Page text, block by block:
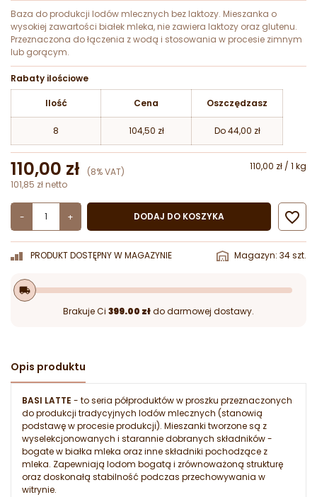
Baza do produkcji lodów mlecznych bez laktozy. Mieszanka o
wysokiej zawartości białek mleka, nie zawiera laktozy oraz glutenu.
Przeznaczona do łączenia z wodą i stosowania w procesie zimnym
lub gorącym.
Rabaty ilościowe
Ilość Cena Oszczędzasz
8 104,50 zł Do 44,00 zł
110,00 zł (8% VAT)
110,00 zł / 1 kg
101,85 zł netto
- + DODAJ DO KOSZYKA 
PRODUKT DOSTĘPNY W MAGAZYNIE Magazyn: 34 szt.
local_shipping
Brakuje Ci 399.00 złdo darmowej dostawy.
Opis produktu
BASI LATTE - to seria półproduktów w proszku przeznaczonych
do produkcji tradycyjnych lodów mlecznych (stanowią
podstawę w procesie produkcji). Mieszanki tworzone są z
wyselekcjonowanych i starannie dobranych składników -
bogate w białka mleka oraz inne składniki pochodzące z
mleka. Zapewniają lodom bogatą i zrównoważoną strukturę
oraz doskonałą stabilność podczas przechowywania w
witrynie.